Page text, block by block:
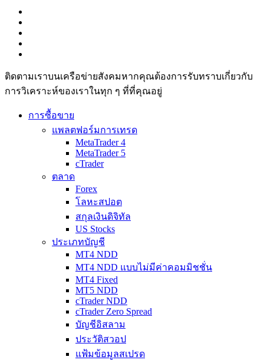
ติดตามเราบนเครือข่ายสังคมหากคุณต้องการรับทราบเกี่ยวกับ
การวิเ­คราะห์ของเราในทุก ๆ ที่ที่คุณอยู่
การซื้อขาย
แพลตฟอร์มการเทรด
MetaTrader 4
MetaTrader 5
cTrader
ตลาด
Forex
โลหะสปอต
สกุลเงินดิจิทัล
US Stocks
ประเภทบัญชี
MT4 NDD
MT4 NDD แบบไม่มีค่าคอมมิชชั่น
MT4 Fixed
MT5 NDD
cTrader NDD
cTrader Zero Spread
บัญชีอิสลาม
ประวัติสวอป
แฟ้มข้อมูลสเปรด